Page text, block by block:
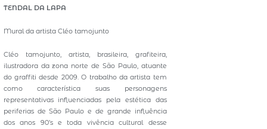
TENDAL DA LAPA
Mural da artista Cléo tamojunto
Cléo tamojunto, artista, brasileira, grafiteira,
ilustradora da zona norte de São Paulo, atuante
do graffiti desde 2009. O trabalho da artista tem
como característica suas personagens
representativas influenciadas pela estética das
periferias de São Paulo e de grande influência
dos anos 90’s e toda vivência cultural desse